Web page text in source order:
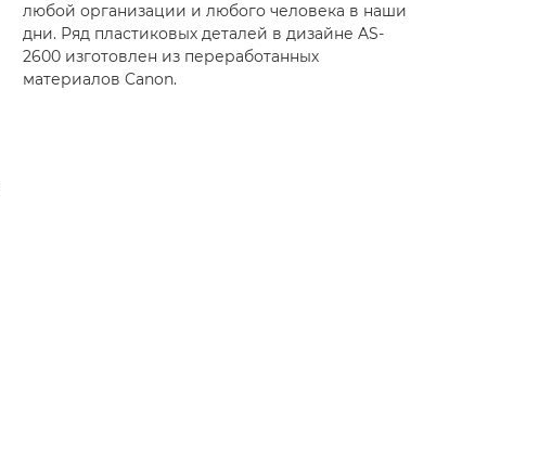
любой организации и любого человека в наши
дни. Ряд пластиковых деталей в дизайне AS-
2600 изготовлен из переработанных
материалов Canon.